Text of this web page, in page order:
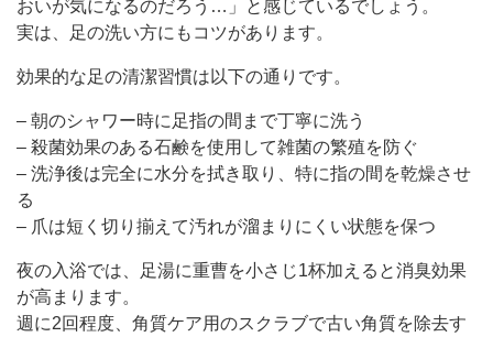
おいが気になるのだろう…」と感じているでしょう。
実は、足の洗い方にもコツがあります。
効果的な足の清潔習慣は以下の通りです。
– 朝のシャワー時に足指の間まで丁寧に洗う
– 殺菌効果のある石鹸を使用して雑菌の繁殖を防ぐ
– 洗浄後は完全に水分を拭き取り、特に指の間を乾燥させ
る
– 爪は短く切り揃えて汚れが溜まりにくい状態を保つ
夜の入浴では、足湯に重曹を小さじ1杯加えると消臭効果
が高まります。
週に2回程度、角質ケア用のスクラブで古い角質を除去す